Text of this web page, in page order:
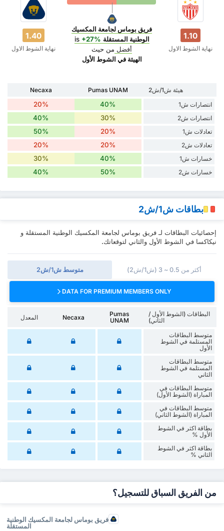
1.40
نهاية الشوط الاول
فريق بوماس لجامعة المكسيك
الوطنية المستقلة +27%
أفضل من حيث
‏الهيئة في الشوط الأول
1.10
نهاية الشوط الاول
هيئة ش1/ش2 Pumas UNAM
Necaxa
انتصارات ش1
40%
20%
انتصارات ش2 30%
40%
تعادلات ش1 20%
50%
تعادلات ش2 20%
20%
خسارات ش1 40%
30%
خسارات ش2 50%
40%
بطاقات ش1/ش2
إحصائيات البطاقات لـ فريق بوماس لجامعة المكسيك الوطنية المستقلة و
نيكاكسا في الشوط الأول والثاني لتوقعاتك.
متوسط ش1/ش2 أكثر من 0.5 ~ 3 (ش1/ش2)
DATA FOR PREMIUM MEMBERS ONLY
البطاقات (الشوط الأول /
الثاني)
Pumas
UNAM
Necaxa المعدل
متوسط البطاقات
المستلمة في الشوط
الأول
متوسط البطاقات
المستلمة في الشوط
الثاني
متوسط البطاقات في
المباراة (الشوط الأول)
متوسط البطاقات في
المباراة (الشوط الثاني)
‏بطاقة اكثر في الشوط
الأول %
‏بطاقة اكثر في الشوط
‏الثاني %
من الفريق السباق للتسجيل؟
فريق بوماس لجامعة المكسيك الوطنية
المستقلة